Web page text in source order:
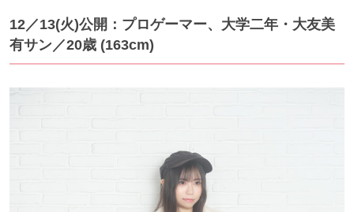
12／13(火)公開：プロゲーマー、大学二年・大友美
有サン／20歳 (163cm)